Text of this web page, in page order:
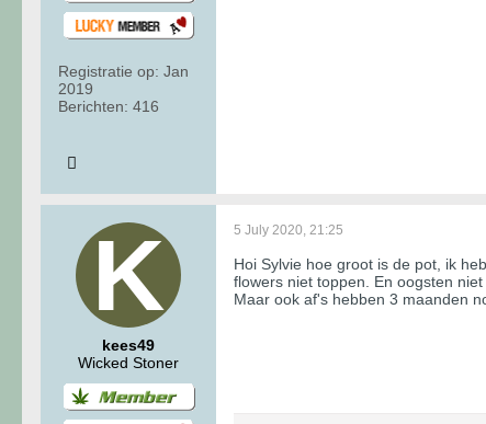
Registratie op: Jan
2019
Berichten: 416
kees49
Wicked Stoner
5 July 2020, 21:25
Hoi Sylvie hoe groot is de pot, ik
flowers niet toppen. En oogsten
Maar ook af's hebben 3 maanden